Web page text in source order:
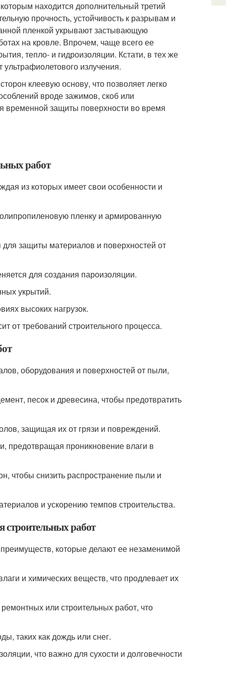
находится дополнительный третий
прочность, устойчивость к разрывам и
пленкой укрывают застывающую
на кровле. Впрочем, чаще всего ее
тепло- и гидроизоляции. Кстати, в тех же
ультрафиолетового излучения.
клеевую основу, что позволяет легко
вроде зажимов, скоб или
временной защиты поверхности во время
работ
из которых имеет свои особенности и
пленку и армированную
защиты материалов и поверхностей от
для создания пароизоляции.
укрытий.
высоких нагрузок.
от требований строительного процесса.
оборудования и поверхностей от пыли,
песок и древесина, чтобы предотвратить
защищая их от грязи и повреждений.
предотвращая проникновение влаги в
чтобы снизить распространение пыли и
и ускорению темпов строительства.
строительных работ
которые делают ее незаменимой
и химических веществ, что продлевает их
или строительных работ, что
таких как дождь или снег.
что важно для сухости и долговечности